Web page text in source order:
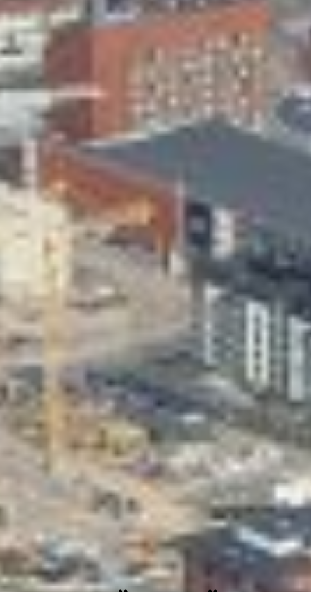
Skeittihalli
Varhaiskasvatus
Ateria- ja välipalamaksut
Mämminiemi
Taideapteekki
Kirjasto
Valon Kaupunki
Lasten Lysti & LystiKylä-festivaali
Ohje
English